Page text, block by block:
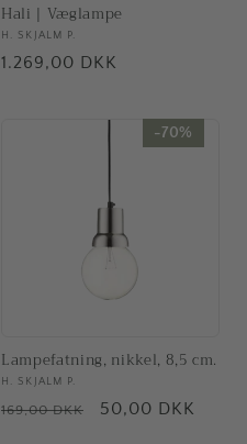
Hali | Væglampe
Forhandler:
H. SKJALM P.
Normalpris
1.269,00 DKK
70%
70%
Lampefatning, nikkel, 8,5 cm.
Forhandler:
H. SKJALM P.
Normalpris
169,00 DKK Tilbudspris
50,00 DKK